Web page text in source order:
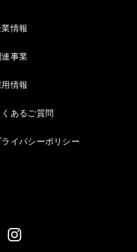
情報
連事業
情報
くあるご質問
ライバシーポリシー